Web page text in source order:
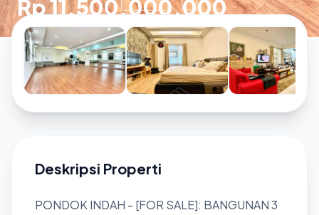
Rp 11.500.000.000
Deskripsi Properti
PONDOK INDAH - [FOR SALE]: BANGUNAN 3